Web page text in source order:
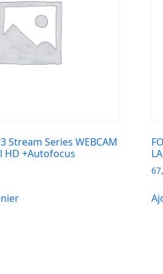
Stream Series WEBCAM
HD +Autofocus